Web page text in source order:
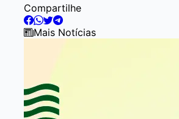
Item
2
of
Compartilhe
Mais Notícias